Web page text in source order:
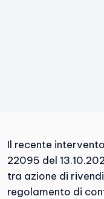
Il recente
22095 del
tra azione di
regolamento di